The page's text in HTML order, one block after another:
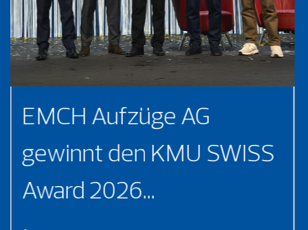
EMCH Aufzüge AG
gewinnt den KMU SWISS
Award 2026...